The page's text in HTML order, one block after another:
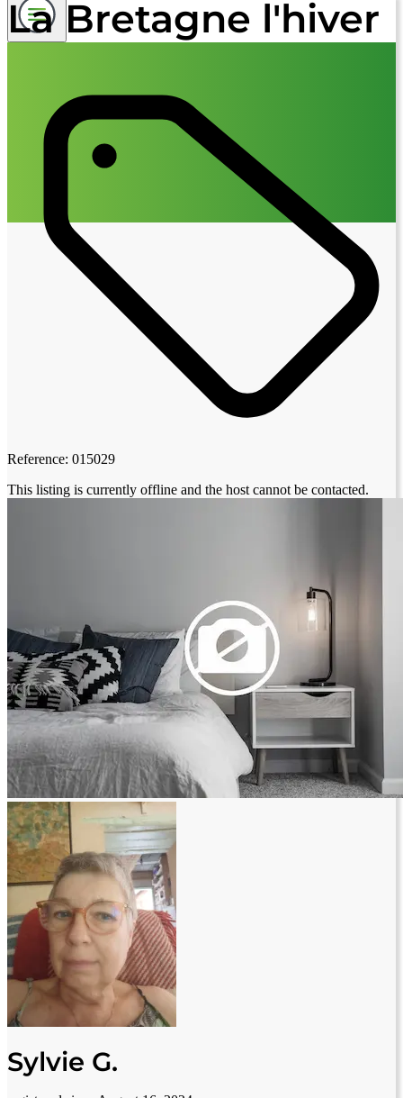
La Bretagne l'hiver
Reference: 015029
This listing is currently offline and the host cannot be contacted.
Sylvie G.